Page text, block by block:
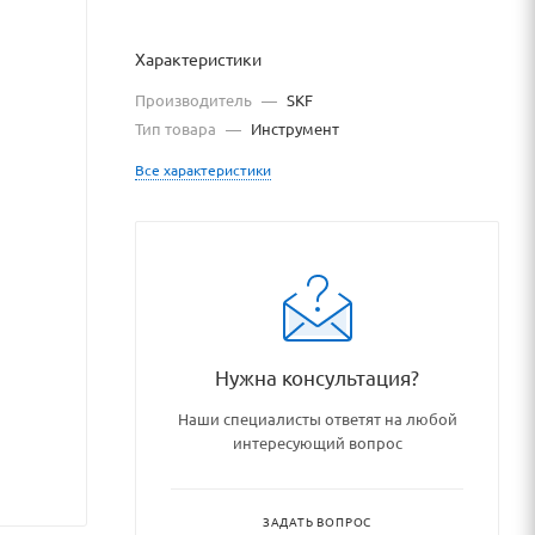
Характеристики
Производитель — SKF
Тип товара — Инструмент
Все характеристики
Нужна консультация?
Наши специалисты ответят на любой
интересующий вопрос
ЗАДАТЬ ВОПРОС